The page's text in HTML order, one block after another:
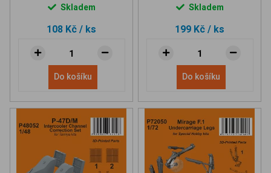
Skladem
108 Kč / ks
Do košíku
Skladem
199 Kč / ks
Do košíku